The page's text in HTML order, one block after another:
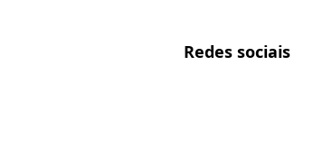
Redes sociais